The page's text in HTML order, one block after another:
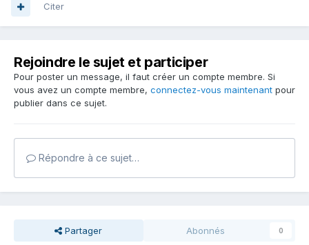
Citer
Rejoindre le sujet et participer
Pour poster un message, il faut créer un compte membre. Si
vous avez un compte membre, connectez-vous maintenant pour
publier dans ce sujet.
Répondre à ce sujet…
Partager Abonnés 0